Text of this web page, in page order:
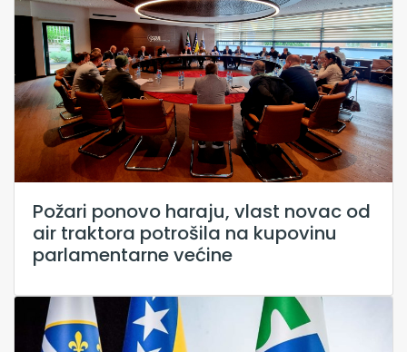
Požari ponovo haraju, vlast novac od
air traktora potrošila na kupovinu
parlamentarne većine